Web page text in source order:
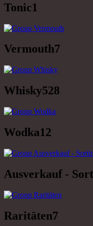
Tonic1
Vermouth7
Whisky528
Wodka12
Ausverkauf -
Raritäten7